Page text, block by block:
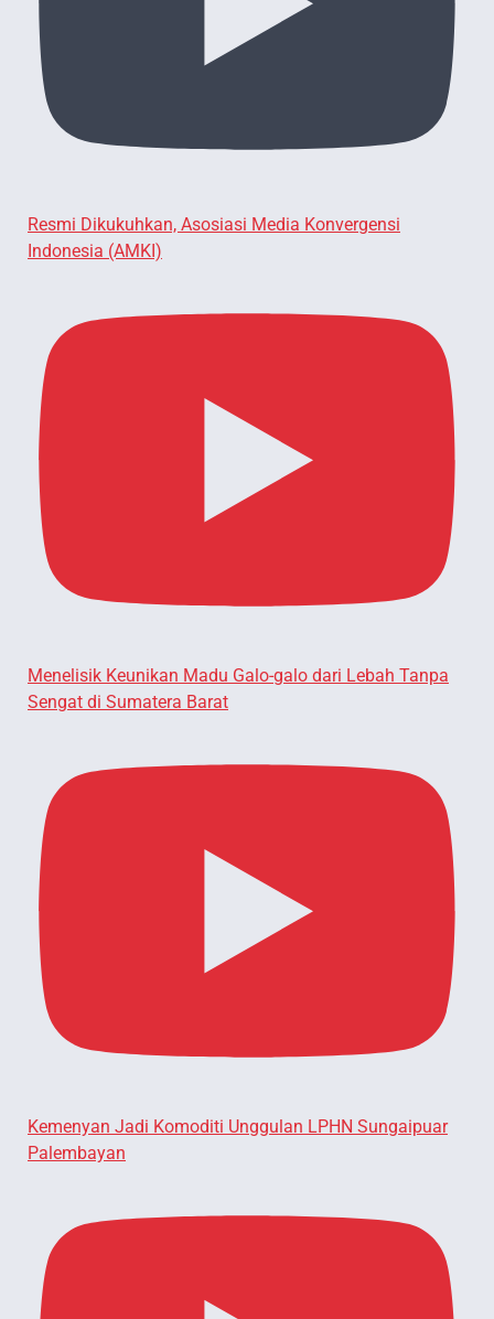
Resmi Dikukuhkan, Asosiasi Media Konvergensi
Indonesia (AMKI)
Menelisik Keunikan Madu Galo-galo dari Lebah Tanpa
Sengat di Sumatera Barat
Kemenyan Jadi Komoditi Unggulan LPHN Sungaipuar
Palembayan